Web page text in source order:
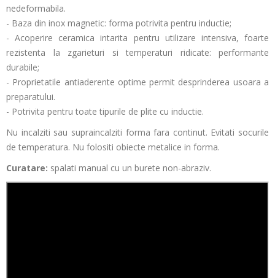
nedeformabila.
- Baza din inox magnetic: forma potrivita pentru inductie;
- Acoperire ceramica intarita pentru utilizare intensiva, foarte
rezistenta la zgarieturi si temperaturi ridicate: performante
durabile;
- Proprietatile antiaderente optime permit desprinderea usoara a
preparatului.
- Potrivita pentru toate tipurile de plite cu inductie.
Nu incalziti sau supraincalziti forma fara continut. Evitati socurile
de temperatura. Nu folositi obiecte metalice in forma.
Curatare: spalati manual cu un burete non-abraziv.